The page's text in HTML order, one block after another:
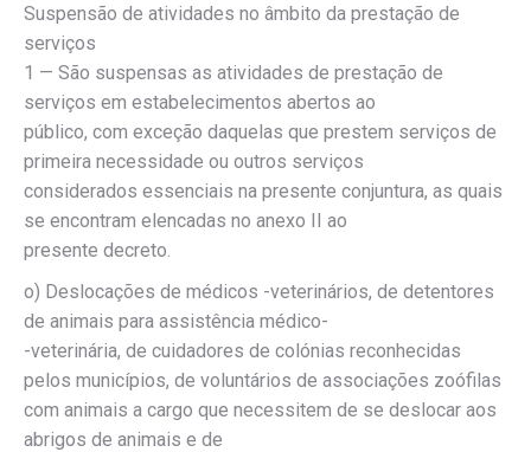
Suspensão de atividades no âmbito da prestação de
serviços
1 — São suspensas as atividades de prestação de
serviços em estabelecimentos abertos ao
público, com exceção daquelas que prestem serviços de
primeira necessidade ou outros serviços
considerados essenciais na presente conjuntura, as quais
se encontram elencadas no anexo II ao
presente decreto.
o) Deslocações de médicos -veterinários, de detentores
de animais para assistência médico-
-veterinária, de cuidadores de colónias reconhecidas
pelos municípios, de voluntários de associações zoófilas
com animais a cargo que necessitem de se deslocar aos
abrigos de animais e de